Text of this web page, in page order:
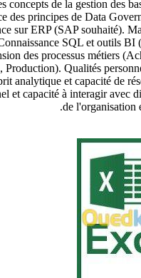
concepts de la gestion des
des principes de Data
sur ERP (SAP souhaité).
SQL et outils BI
des processus métiers
Production). Qualités
analytique et capacité de
et capacité à interagir avec
de l'organisation